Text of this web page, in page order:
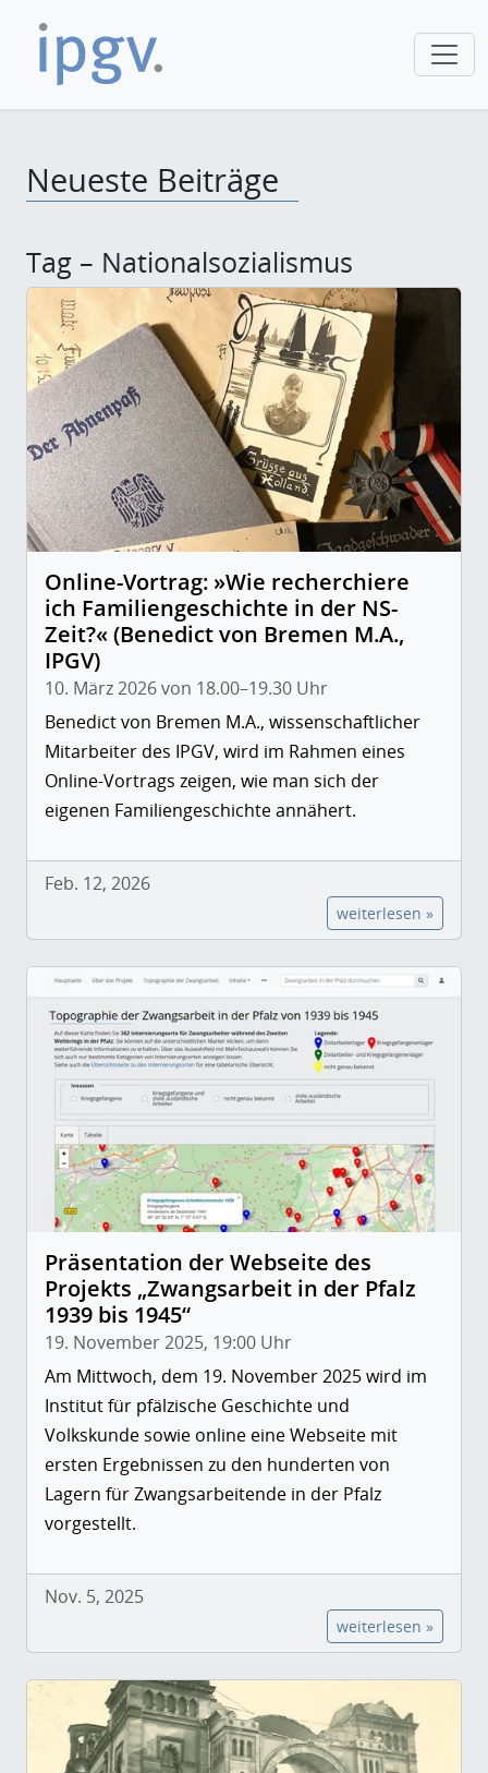
Neueste Beiträge
Tag – Nationalsozialismus
Online-Vortrag: »Wie recherchiere
ich Familiengeschichte in der NS-
Zeit?« (Benedict von Bremen M.A.,
IPGV)
10. März 2026 von 18.00–19.30 Uhr
Benedict von Bremen M.A., wissenschaftlicher
Mitarbeiter des IPGV, wird im Rahmen eines
Online-Vortrags zeigen, wie man sich der
eigenen Familiengeschichte annähert.
Feb. 12, 2026
weiterlesen »
Präsentation der Webseite des
Projekts „Zwangsarbeit in der Pfalz
1939 bis 1945“
19. November 2025, 19:00 Uhr
Am Mittwoch, dem 19. November 2025 wird im
Institut für pfälzische Geschichte und
Volkskunde sowie online eine Webseite mit
ersten Ergebnissen zu den hunderten von
Lagern für Zwangsarbeitende in der Pfalz
vorgestellt.
Nov. 5, 2025
weiterlesen »